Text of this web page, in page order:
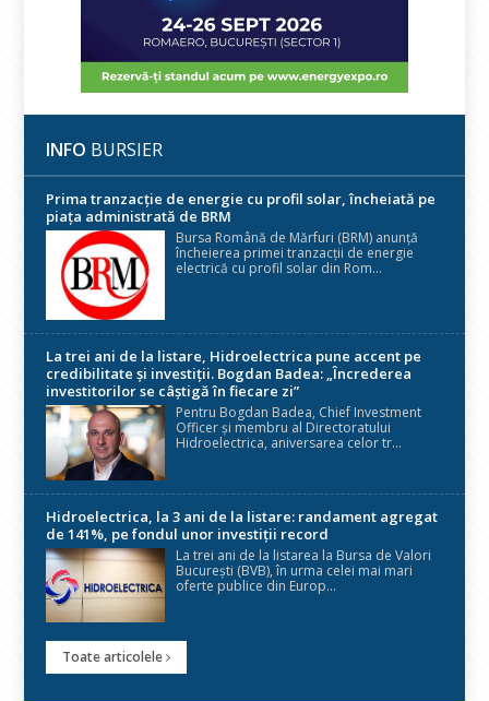
INFO BURSIER
Prima tranzacție de energie cu profil solar, încheiată pe
piața administrată de BRM
Bursa Română de Mărfuri (BRM) anunță
încheierea primei tranzacții de energie
electrică cu profil solar din Rom...
La trei ani de la listare, Hidroelectrica pune accent pe
credibilitate și investiții. Bogdan Badea: „Încrederea
investitorilor se câștigă în fiecare zi”
Pentru Bogdan Badea, Chief Investment
Officer și membru al Directoratului
Hidroelectrica, aniversarea celor tr...
Hidroelectrica, la 3 ani de la listare: randament agregat
de 141%, pe fondul unor investiții record
La trei ani de la listarea la Bursa de Valori
București (BVB), în urma celei mai mari
oferte publice din Europ...
Toate articolele